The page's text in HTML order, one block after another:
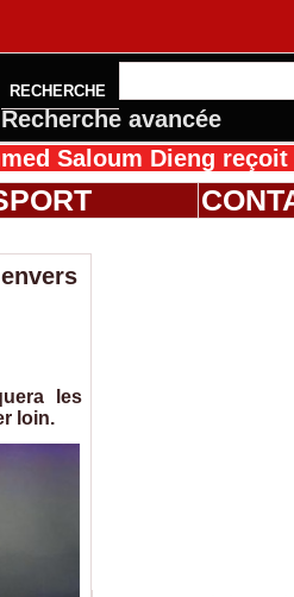
RECHERCHE
Recherche avancée
Dieng reçoit Sa
les
loin.